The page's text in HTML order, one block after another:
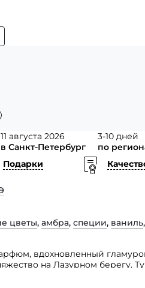
11 августа 2026
в Санкт-Петербург
3-10 дней
по
Подарки
цветы, амбра, специи, ваниль,
вдохновленный
на Лазурном берегу.